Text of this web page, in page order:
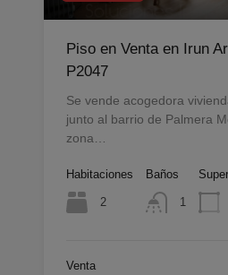
Piso en Venta en Irun
P2047
Se vende acogedora
junto al barrio de Palmera
zona…
Habitaciones
2
Baños
1
Venta